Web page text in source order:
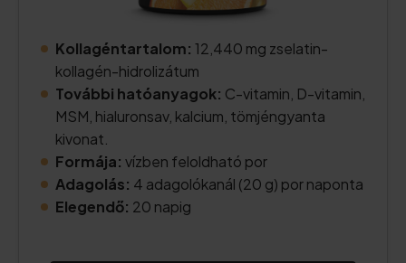
Kollagéntartalom: 12,440 mg zselatin-
kollagén-hidrolizátum
További hatóanyagok: C-vitamin, D-vitamin,
MSM, hialuronsav, kalcium, tömjéngyanta
kivonat.
Formája: vízben feloldható por
Adagolás: 4 adagolókanál (20 g) por naponta
Elegendő: 20 napig